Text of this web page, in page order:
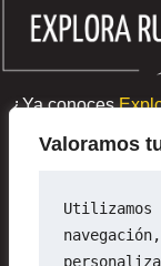
Valoramos
Utilizamos
¿Ya conoces
de